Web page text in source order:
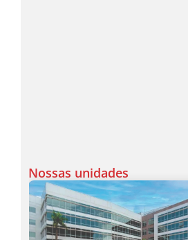
Nossas unidades